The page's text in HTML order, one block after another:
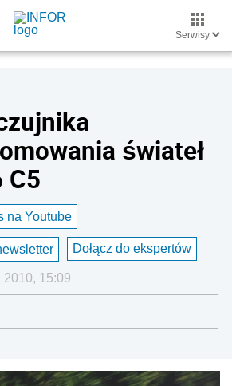
Serwisy
świateł
C5
na Youtube
Dołącz do ekspertów
15:09